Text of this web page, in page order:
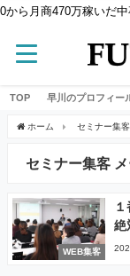
0から月商470万稼いだ
TOP 早川のプロフィー
ホーム セミナー集
セミナー集客
WEB集客
絶